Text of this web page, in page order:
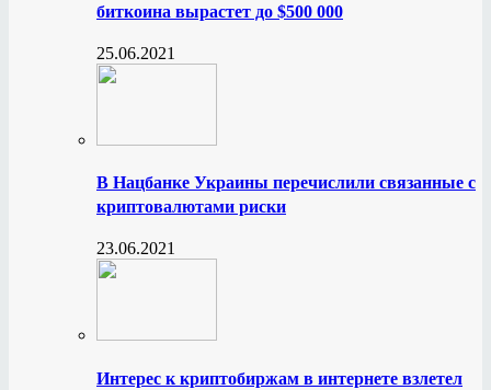
биткоина вырастет до $500 000
25.06.2021
В Нацбанке Украины перечислили связанные с
криптовалютами риски
23.06.2021
Интерес к криптобиржам в интернете взлетел